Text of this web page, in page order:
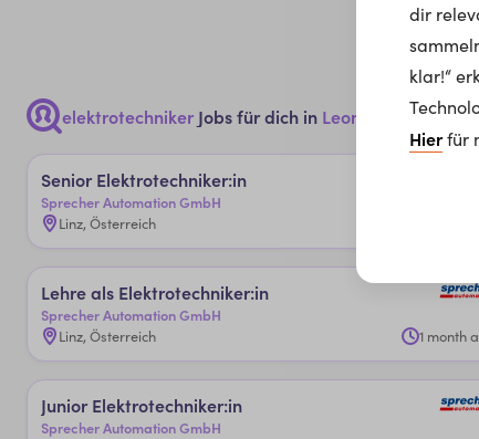
elektrotechniker Jobs für dich in Leonding, 4060
Se­nior ­Elek­tro­tech­ni­ker:in
Sprecher Automation GmbH
Linz, Österreich
Leh­re al­s ­Elek­tro­tech­ni­ker:in
Sprecher Automation GmbH
Linz, Österreich 1 month
Ju­nior ­Elek­tro­tech­ni­ker:in
Sprecher Automation GmbH
dir
klar!“
Hierfür